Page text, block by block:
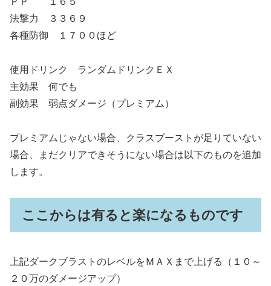
法撃力 ３３６９
各種防御 １７００ほど
使用ドリンク ランダムドリンクＥＸ
主効果 何でも
副効果 弱点ダメージ（プレミアム）
プレミアムじゃない場合、クラスブーストが足りていない
場合、まだクリアできそうにない場合は以下のものを追加
します。
ここからは有ると楽になるものです
上記ダークブラストのレベルをＭＡＸまで上げる（１０～
２０万のダメージアップ）